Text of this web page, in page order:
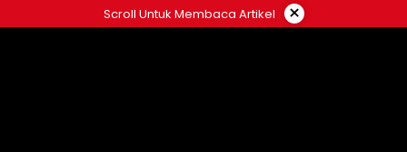
to
Scroll Untuk Membaca Artikel ×